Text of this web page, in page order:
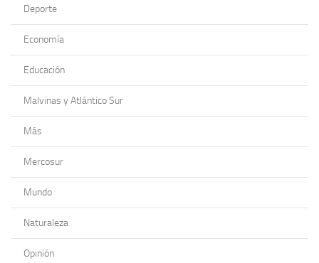
Deporte
Economía
Educación
Malvinas y Atlántico Sur
Más
Mercosur
Mundo
Naturaleza
Opinión